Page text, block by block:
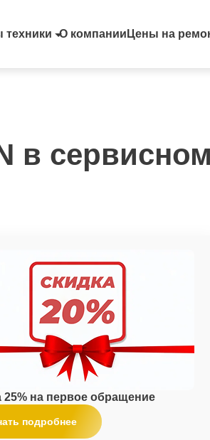
техники О компании Цены на
в
25% на первое обращение
подробнее